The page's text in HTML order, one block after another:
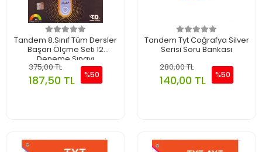
Tandem 8.Sınıf Tüm Dersler
Başarı Ölçme Seti 12
Deneme Sınavı
375,00 TL
187,50 TL %50
Tandem Tyt Coğrafya Silver
Serisi Soru Bankası
280,00 TL
140,00 TL %50